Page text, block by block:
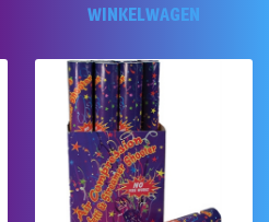
WINKELWAGEN